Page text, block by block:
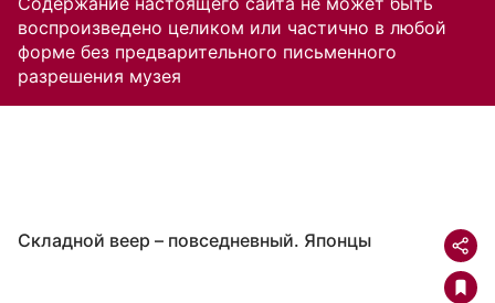
воспроизведено целиком или частично в любой
форме без предварительного письменного
разрешения музея
Складной веер – повседневный. Японцы